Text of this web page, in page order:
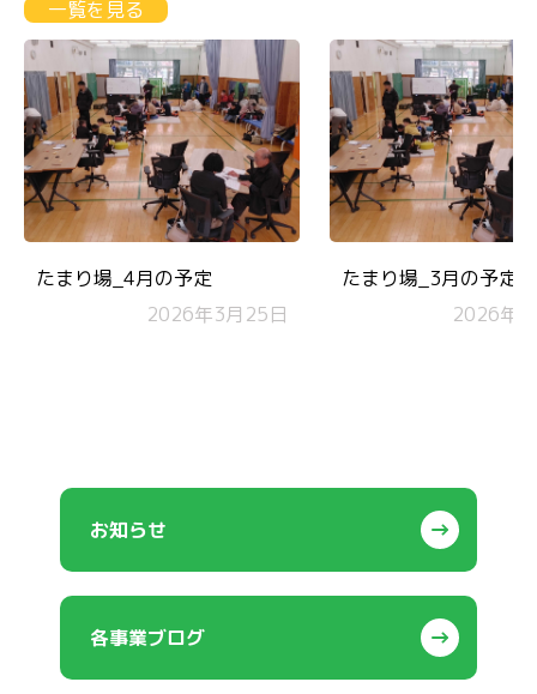
一覧を見る
たまり場_4月の予定
2026年3月25日
たまり場_3月の予定
2026年2
お知らせ
各事業ブログ